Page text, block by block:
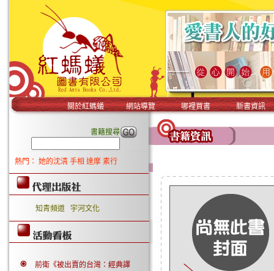
關於紅螞蟻 網站導覽 哪裡買書 新書資訊
書籍搜尋
熱門： 她的沈清 手相 達摩 素行
知青頻道 宇河文化
前衛《被出賣的台灣：經典譯